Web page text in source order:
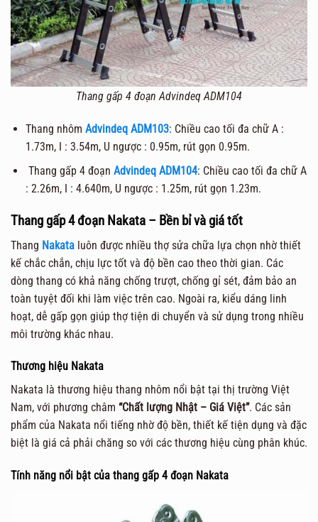
Thang gấp 4 đoạn Advindeq ADM104
Thang nhôm Advindeq ADM103: Chiều cao tối đa chữ A :
1.73m, I : 3.54m, U ngược : 0.95m, rút gọn 0.95m.
Thang gấp 4 đoạn Advindeq ADM104: Chiều cao tối đa chữ A
: 2.26m, I : 4.640m, U ngược : 1.25m, rút gọn 1.23m.
Thang gấp 4 đoạn Nakata – Bền bỉ và giá tốt
Thang Nakata luôn được nhiều thợ sửa chữa lựa chọn nhờ thiết
kế chắc chắn, chịu lực tốt và độ bền cao theo thời gian. Các
dòng thang có khả năng chống trượt, chống gỉ sét, đảm bảo an
toàn tuyệt đối khi làm việc trên cao. Ngoài ra, kiểu dáng linh
hoạt, dễ gấp gọn giúp thợ tiện di chuyển và sử dụng trong nhiều
môi trường khác nhau.
Thương hiệu Nakata
Nakata là thương hiệu thang nhôm nổi bật tại thị trường Việt
Nam, với phương châm “Chất lượng Nhật – Giá Việt”. Các sản
phẩm của Nakata nổi tiếng nhờ độ bền, thiết kế tiện dụng và đặc
biệt là giá cả phải chăng so với các thương hiệu cùng phân khúc.
Tính năng nổi bật của thang gấp 4 đoạn Nakata